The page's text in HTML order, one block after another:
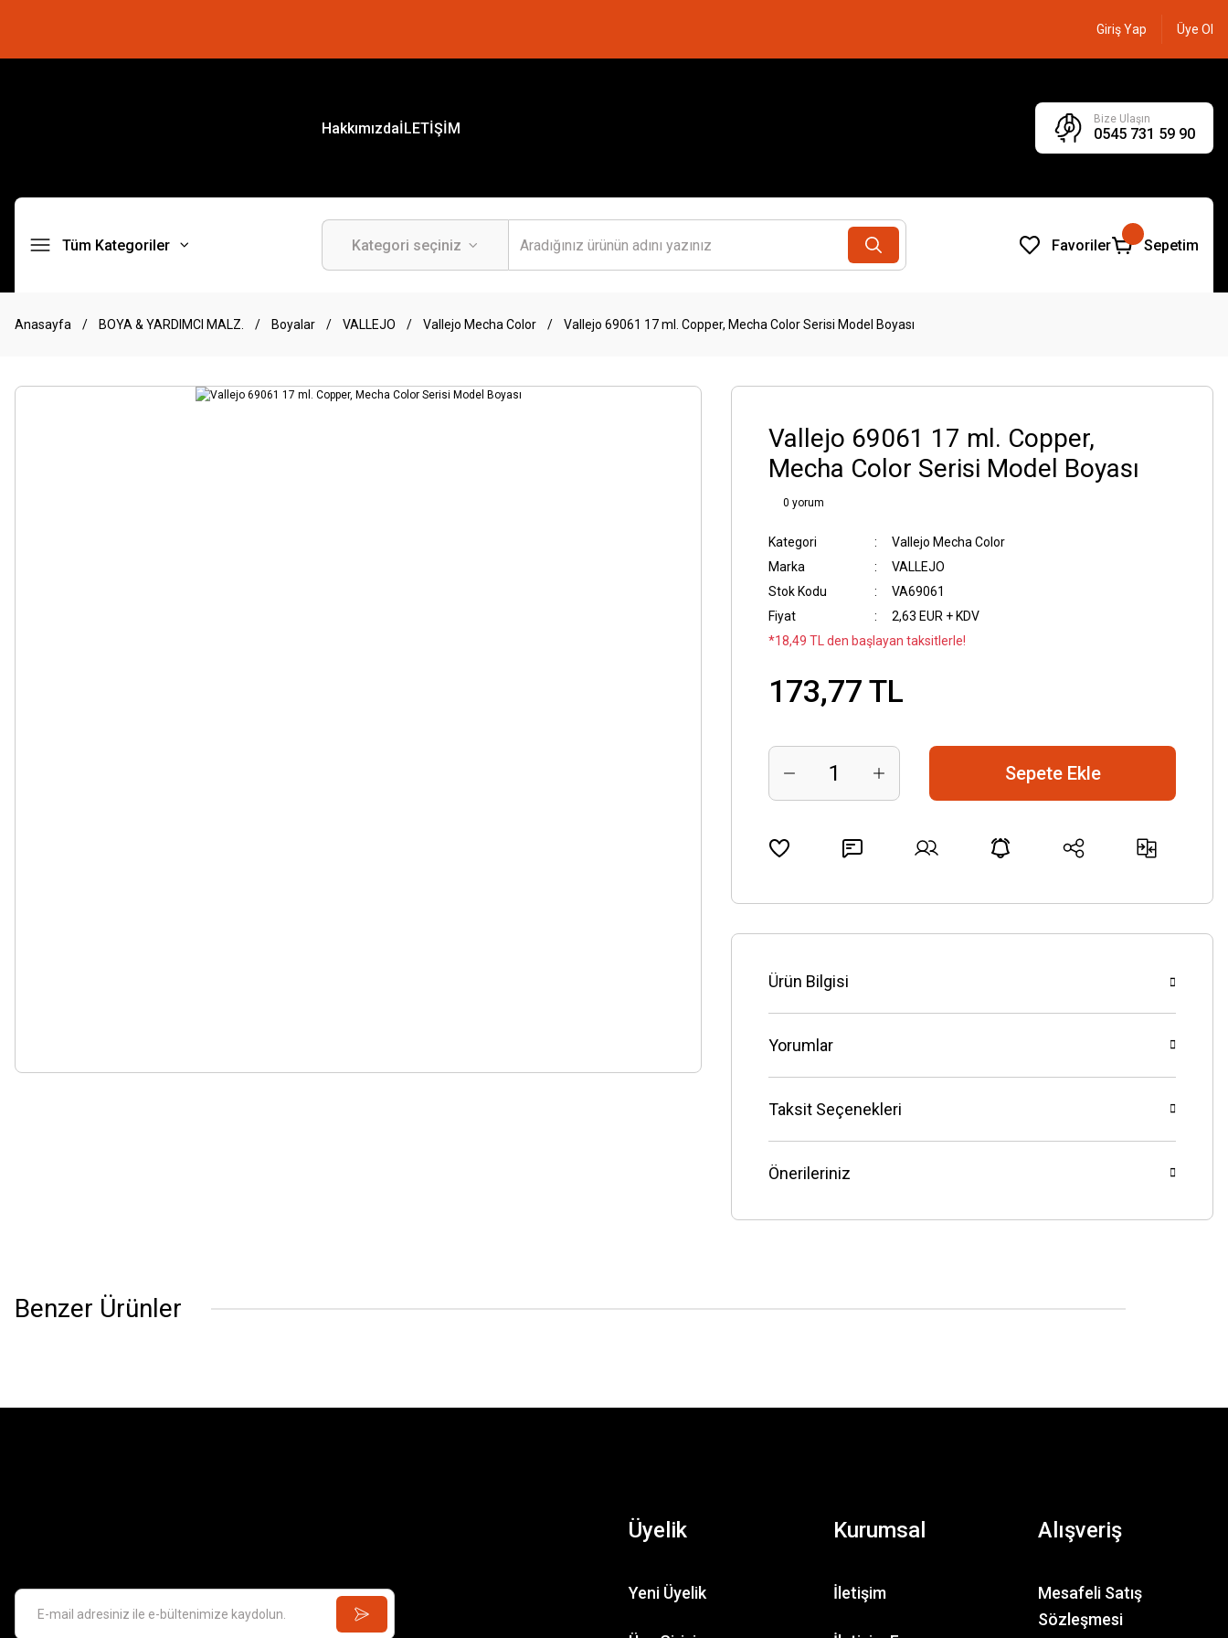
Giriş Yap Üye Ol
HakkımızdaİLETİŞİM
Bize Ulaşın
0545 731 59 90
Tüm Kategoriler Favoriler Sepetim
Anasayfa BOYA & YARDIMCI MALZ. Boyalar VALLEJO Vallejo Mecha Color Vallejo 69061 17 ml. Copper, Mecha Color Serisi Model Boyası
Vallejo 69061 17 ml. Copper,
Mecha Color Serisi Model Boyası
0 yorum
Kategori
Vallejo Mecha Color
Marka
VALLEJO
Stok Kodu
VA69061
Fiyat
2,63 EUR + KDV
*18,49 TL den başlayan taksitlerle!
173,77 TL
Sepete Ekle
Ürün Bilgisi
Yorumlar
Taksit Seçenekleri
Önerileriniz
Benzer Ürünler
Üyelik
Yeni Üyelik
Kurumsal
İletişim
Alışveriş
Mesafeli Satış
Sözleşmesi